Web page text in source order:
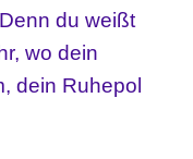
du weißt
wo dein
dein Ruhepol